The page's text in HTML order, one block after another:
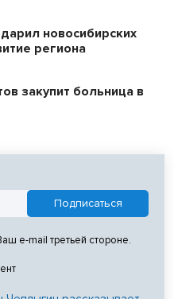
новосибирских
региона
закупит больница в
e-mail третьей стороне.